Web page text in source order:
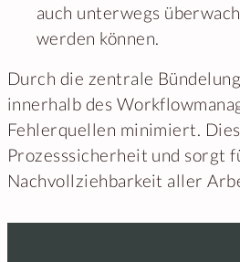
auch unterwegs
werden können.
Durch die zentrale
innerhalb des
Fehlerquellen minimiert.
Prozesssicherheit und sorgt
Nachvollziehbarkeit aller